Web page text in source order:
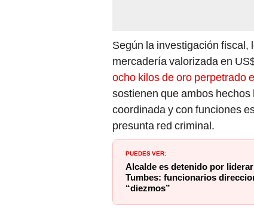
Según la investigación fiscal,
mercadería valorizada en
ocho kilos de oro perpetrado
sostienen que ambos
coordinada y con funciones
presunta red criminal.
PUEDES VER:
Alcalde es detenido por
Tumbes: funcionarios
“diezmos”